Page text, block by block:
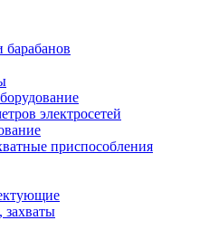
барабанов
электросетей
приспособления